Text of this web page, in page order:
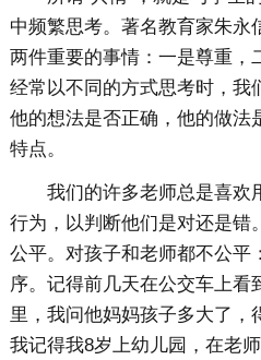
中频繁思考。著名教育家朱永
两件重要的事情：一是尊重，
经常以不同的方式思考时，我
他的想法是否正确，他的做法
特点。
我们的许多老师总是喜欢
行为，以判断他们是对还是错
公平。对孩子和老师都不公平
序。记得前几天在公交车上看
里，我问他妈妈孩子多大了，
我记得我8岁上幼儿园，在老